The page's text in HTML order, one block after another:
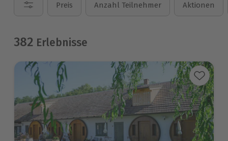
Preis Anzahl Teilnehmer Aktionen
382 Erlebnisse